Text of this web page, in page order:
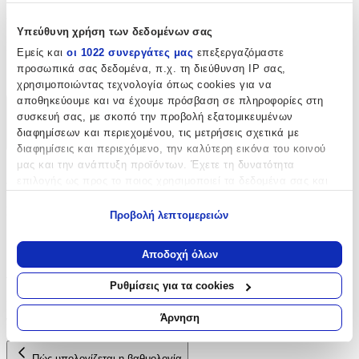
Υπεύθυνη χρήση των δεδομένων σας
Εμείς και οι 1022 συνεργάτες μας επεξεργαζόμαστε
προσωπικά σας δεδομένα, π.χ. τη διεύθυνση IP σας,
χρησιμοποιώντας τεχνολογία όπως cookies για να
αποθηκεύουμε και να έχουμε πρόσβαση σε πληροφορίες στη
συσκευή σας, με σκοπό την προβολή εξατομικευμένων
διαφημίσεων και περιεχομένου, τις μετρήσεις σχετικά με
διαφημίσεις και περιεχόμενο, την καλύτερη εικόνα του κοινού
μας και την ανάπτυξη προϊόντων. Έχετε τη δυνατότητα
Να συλλέξουμε πληροφορίες σχετικά με τη γεωγραφική
σας τοποθεσία, οι οποίες μπορεί να είναι ακριβείς σε
απόσταση μερικών μέτρων
Να αναγνωρίσουμε τη συσκευή σας σαρώνοντας ενεργά
για συγκεκριμένα χαρακτηριστικά (δακτυλικό αποτύπωμα)
Μάθετε περισσότερα σχετικά με τον τρόπο επεξεργασίας των
προσωπικών σας δεδομένων και καθορίστε τις προτιμήσεις σας
Προβολή λεπτομερειών
Αποδοχή όλων
Ρυθμίσεις για τα cookies
Άρνηση
Είδος
:
Φερμουάρ
Χαρακτηριστικά
Χαρακτηριστικά
Φερμουάρ
Αξιολογήσεις
Προς το παρόν δεν υπάρχουν άλλες αξιολογήσεις. Όταν
προστεθούν, θα εμφανιστούν εδώ.